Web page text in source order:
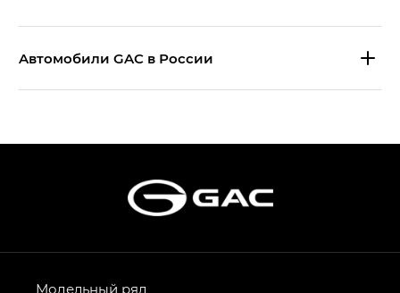
Aвтомобили GAC в России
Эс Икс ПРЕМИУМ — SX PREMIUM
S7 — Эс 7 (S7) в комплектациях
Эс Икс ПРЕМИУМ — SX PREMIUM, Эс Тэ — ST
в комплектации Экс ПРЕМИУМ — EX PREMIUM
AION V — Айон Ви в комплектациях Экс — EX,
Модельный ряд